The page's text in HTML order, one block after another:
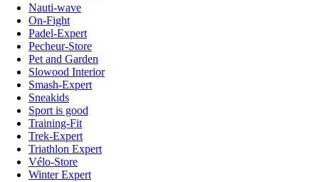
Nauti-wave
On-Fight
Padel-Expert
Pecheur-Store
Pet and Garden
Slowood Interior
Smash-Expert
Sneakids
Sport is good
Training-Fit
Trek-Expert
Triathlon Expert
Vélo-Store
Winter Expert